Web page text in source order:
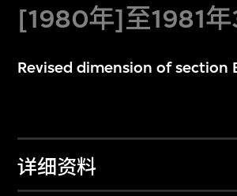
[1980年]至1981年
Revised dimension of section
详细资料